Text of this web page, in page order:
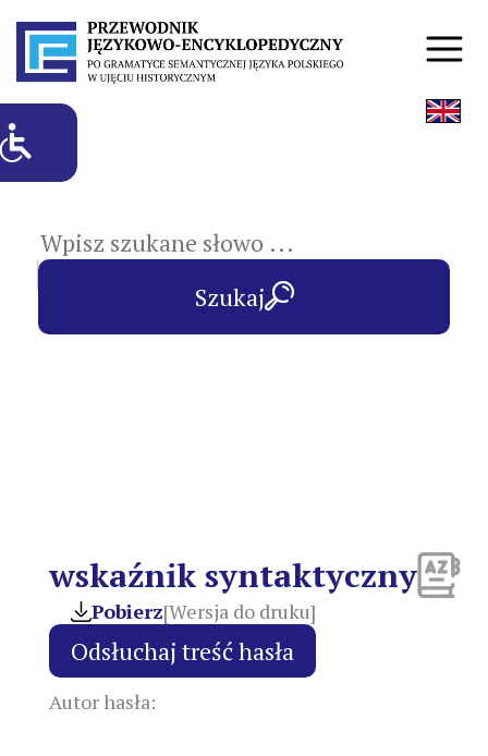
Szukaj
wskaźnik syntaktyczny
Pobierz[Wersja do druku]
Autor hasła: